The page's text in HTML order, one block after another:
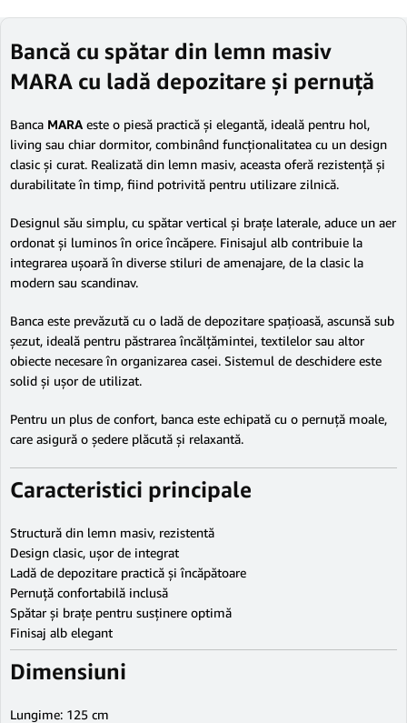
Bancă cu spătar din lemn masiv
MARA cu ladă depozitare și pernuță
Banca MARA este o piesă practică și elegantă, ideală pentru hol,
living sau chiar dormitor, combinând funcționalitatea cu un design
clasic și curat. Realizată din lemn masiv, aceasta oferă rezistență și
durabilitate în timp, fiind potrivită pentru utilizare zilnică.
Designul său simplu, cu spătar vertical și brațe laterale, aduce un aer
ordonat și luminos în orice încăpere. Finisajul alb contribuie la
integrarea ușoară în diverse stiluri de amenajare, de la clasic la
modern sau scandinav.
Banca este prevăzută cu o ladă de depozitare spațioasă, ascunsă sub
șezut, ideală pentru păstrarea încălțămintei, textilelor sau altor
obiecte necesare în organizarea casei. Sistemul de deschidere este
solid și ușor de utilizat.
Pentru un plus de confort, banca este echipată cu o pernuță moale,
care asigură o ședere plăcută și relaxantă.
Caracteristici principale
Structură din lemn masiv, rezistentă
Design clasic, ușor de integrat
Ladă de depozitare practică și încăpătoare
Pernuță confortabilă inclusă
Spătar și brațe pentru susținere optimă
Finisaj alb elegant
Dimensiuni
Lungime: 125 cm